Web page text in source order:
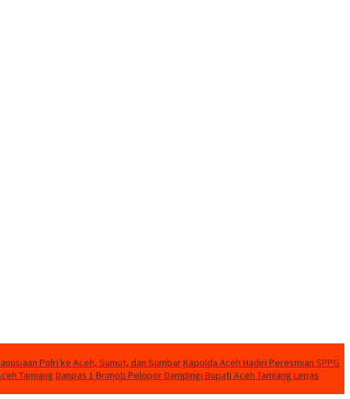
Polri ke Aceh, Sumut, dan SumbarKapolda Aceh Hadiri Peresmian SPPG
Tamiang Danpas 1 Brimob Pelopor Dampingi Bupati Aceh Tamiang Lepas